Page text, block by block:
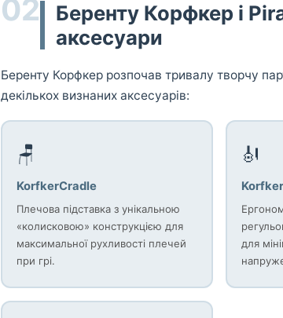
02
Беренту Корфкер і
аксесуари
Беренту Корфкер розпочав тривалу творчу
декількох визнаних аксесуарів:
🪑
KorfkerCradle
Плечова підставка з унікальною
«колисковою» конструкцією для
максимальної рухливості плечей
при грі.
🎻
для